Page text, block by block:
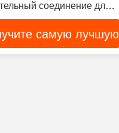
соединение для
самую лучшую